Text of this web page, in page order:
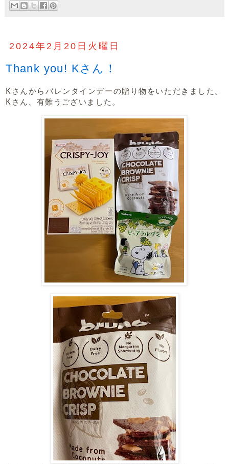
2024年2月20日火曜日
Thank you! Kさん！
Kさんからバレンタインデーの贈り物をいただきました。
Kさん、有難うございました。